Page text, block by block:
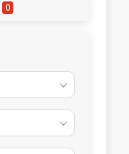
0